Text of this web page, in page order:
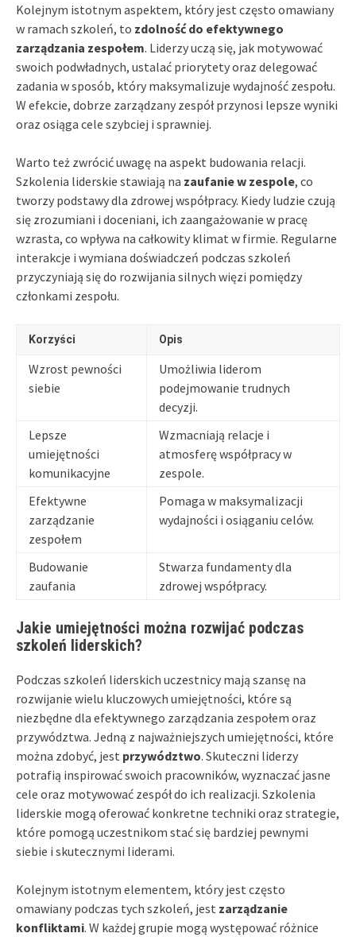
Kolejnym istotnym aspektem, który jest często omawiany
w ramach szkoleń, to zdolność do efektywnego
zarządzania zespołem. Liderzy uczą się, jak motywować
swoich podwładnych, ustalać priorytety oraz delegować
zadania w sposób, który maksymalizuje wydajność zespołu.
W efekcie, dobrze zarządzany zespół przynosi lepsze wyniki
oraz osiąga cele szybciej i sprawniej.
Warto też zwrócić uwagę na aspekt budowania relacji.
Szkolenia liderskie stawiają na zaufanie w zespole, co
tworzy podstawy dla zdrowej współpracy. Kiedy ludzie czują
się zrozumiani i doceniani, ich zaangażowanie w pracę
wzrasta, co wpływa na całkowity klimat w firmie. Regularne
interakcje i wymiana doświadczeń podczas szkoleń
przyczyniają się do rozwijania silnych więzi pomiędzy
członkami zespołu.
Korzyści Opis
Wzrost pewności
siebie
Umożliwia liderom
podejmowanie trudnych
decyzji.
Lepsze
umiejętności
komunikacyjne
Wzmacniają relacje i
atmosferę współpracy w
zespole.
Efektywne
zarządzanie
zespołem
Pomaga w maksymalizacji
wydajności i osiąganiu celów.
Budowanie
zaufania
Stwarza fundamenty dla
zdrowej współpracy.
Jakie umiejętności można rozwijać podczas
szkoleń liderskich?
Podczas szkoleń liderskich uczestnicy mają szansę na
rozwijanie wielu kluczowych umiejętności, które są
niezbędne dla efektywnego zarządzania zespołem oraz
przywództwa. Jedną z najważniejszych umiejętności, które
można zdobyć, jest przywództwo. Skuteczni liderzy
potrafią inspirować swoich pracowników, wyznaczać jasne
cele oraz motywować zespół do ich realizacji. Szkolenia
liderskie mogą oferować konkretne techniki oraz strategie,
które pomogą uczestnikom stać się bardziej pewnymi
siebie i skutecznymi liderami.
Kolejnym istotnym elementem, który jest często
omawiany podczas tych szkoleń, jest zarządzanie
konfliktami. W każdej grupie mogą występować różnice